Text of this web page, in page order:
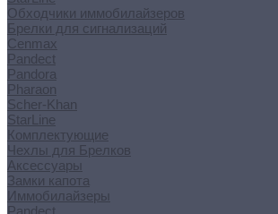
Обходчики иммобилайзеров
Брелки для сигнализаций
Cenmax
Pandect
Pandora
Pharaon
Scher-Khan
StarLine
Комплектующие
Чехлы для Брелков
Аксессуары
Замки капота
Иммобилайзеры
Pandect